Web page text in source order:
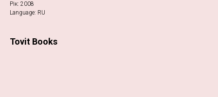
Рік: 2008
Language: RU
Tovit Books